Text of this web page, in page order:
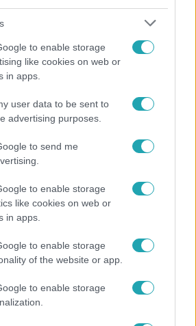
to enable storage
like cookies on web or
in apps.
user data to be sent to
advertising purposes.
to send me
to enable storage
like cookies on web or
in apps.
to enable storage
of the website or app.
to enable storage
és kieső támogató szerződések